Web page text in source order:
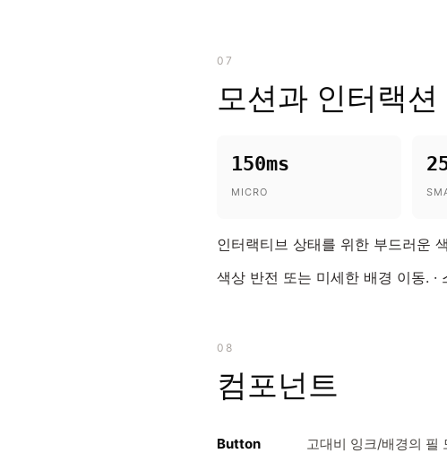
07
모션과 인터랙션
150ms
MICRO
인터랙티브 상태를 위한 부드러운
색상 반전 또는 미세한 배경 이동.
08
컴포넌트
Button 고대비 잉크/배경의 필